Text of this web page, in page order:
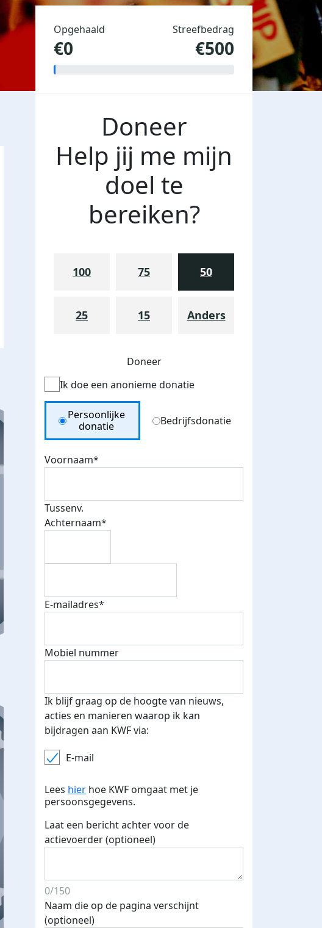
E-mails verstuurd
je je speciale KWF t-shirt!
Opgehaald
€0
Streefbedrag
€500
Doneer
Help jij me mijn
doel te
bereiken?
100 75 50
25 15 Anders
Doneer
Ik doe een anonieme donatie
Donation Type
Persoonlijke
donatie
Bedrijfsdonatie
Voornaam*
Tussenv.
Achternaam*
E-mailadres*
Mobiel nummer
Ik blijf graag op de hoogte van nieuws,
acties en manieren waarop ik kan
bijdragen aan KWF via:
E-mail
Lees hier hoe KWF omgaat met je
persoonsgegevens.
Laat een bericht achter voor de
actievoerder (optioneel)
0/150
Naam die op de pagina verschijnt
(optioneel)